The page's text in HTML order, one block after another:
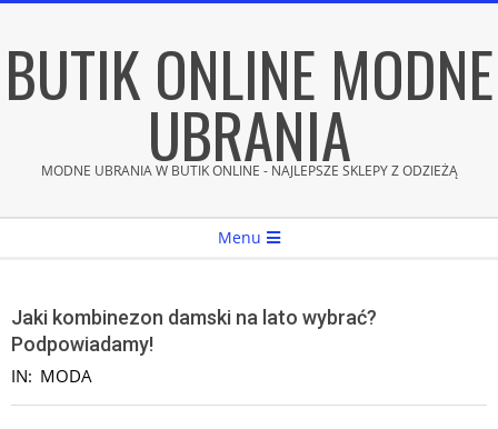
content
BUTIK ONLINE MODNE
UBRANIA
MODNE UBRANIA W BUTIK ONLINE - NAJLEPSZE SKLEPY Z ODZIEŻĄ
Menu
Jaki kombinezon damski na lato wybrać?
Podpowiadamy!
IN: MODA